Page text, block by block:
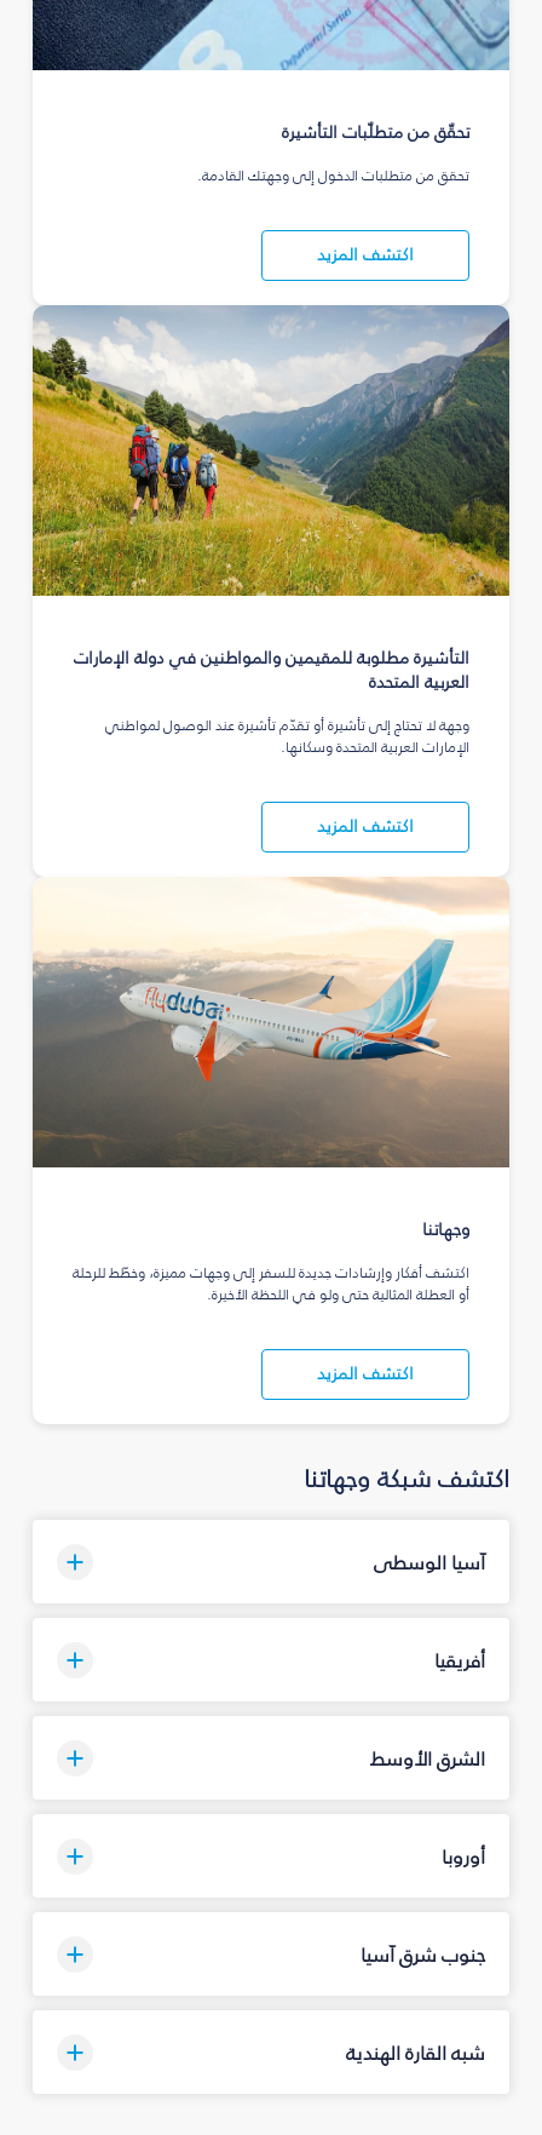
تحقّق من متطلّبات التأشيرة
تحقق من متطلبات الدخول إلى وجهتك القادمة.
اكتشف المزيد
التأشيرة مطلوبة للمقيمين والمواطنين في دولة الإمارات
العربية المتحدة
وجهة لا تحتاج إلى تأشيرة أو تقدّم تأشيرة عند الوصول لمواطني
الإمارات العربية المتحدة وسكانها.
اكتشف المزيد
وجهاتنا
اكتشف أفكار وإرشادات جديدة للسفر إلى وجهات مميزة، وخطّط للرحلة
أو العطلة المثالية حتى ولو في اللحظة الأخيرة.
اكتشف المزيد
اكتشف شبكة وجهاتنا
آسيا الوسطى
أفريقيا
الشرق الأوسط
أوروبا
جنوب شرق آسيا
شبه القارة الهندية